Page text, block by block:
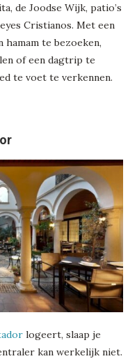
de Joodse Wijk, patio’s
Cristianos. Met een
te bezoeken,
of een dagtrip te
te voet te verkennen.
logeert, slaap je
kan werkelijk niet.